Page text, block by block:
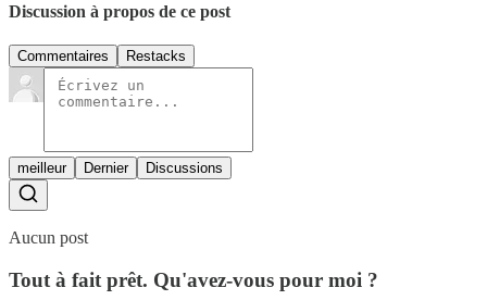
Discussion à propos de ce post
Commentaires Restacks
meilleur Dernier Discussions
Aucun post
Tout à fait prêt. Qu'avez-vous pour moi ?